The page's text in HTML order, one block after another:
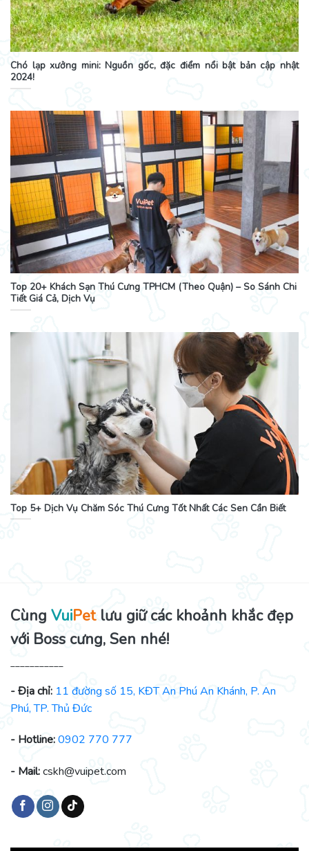
Chó lạp xưởng mini: Nguồn gốc, đặc điểm nổi bật bản cập nhật
2024!
Top 20+ Khách Sạn Thú Cưng TPHCM (Theo Quận) – So Sánh Chi
Tiết Giá Cả, Dịch Vụ
Top 5+ Dịch Vụ Chăm Sóc Thú Cưng Tốt Nhất Các Sen Cần Biết
Cùng VuiPetlưu giữ các khoảnh khắc đẹp
với Boss cưng, Sen nhé!
___________
- Địa chỉ: 11 đường số 15, KĐT An Phú An Khánh, P. An
Phú, TP. Thủ Đức
- Hotline:0902 770 777
- Mail:cskh@vuipet.com